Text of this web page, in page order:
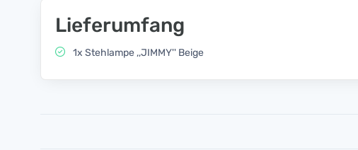
Lieferumfang
1x Stehlampe ,,JIMMY'' Beige